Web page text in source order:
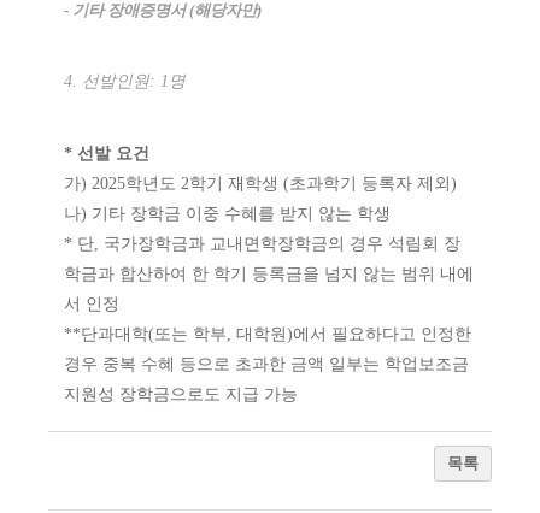
- 기타 장애증명서(해당자만)
4. 선발인원: 1명
* 선발 요건
가) 2025학년도 2학기 재학생 (초과학기 등록자 제외)
나) 기타 장학금 이중 수혜를 받지 않는 학생
* 단, 국가장학금과 교내면학장학금의 경우 석림회 장
학금과 합산하여 한 학기 등록금을 넘지 않는 범위 내에
서 인정
**단과대학(또는 학부, 대학원)에서 필요하다고 인정한
경우 중복 수혜 등으로 초과한 금액 일부는 학업보조금
지원성 장학금으로도 지급 가능
목록